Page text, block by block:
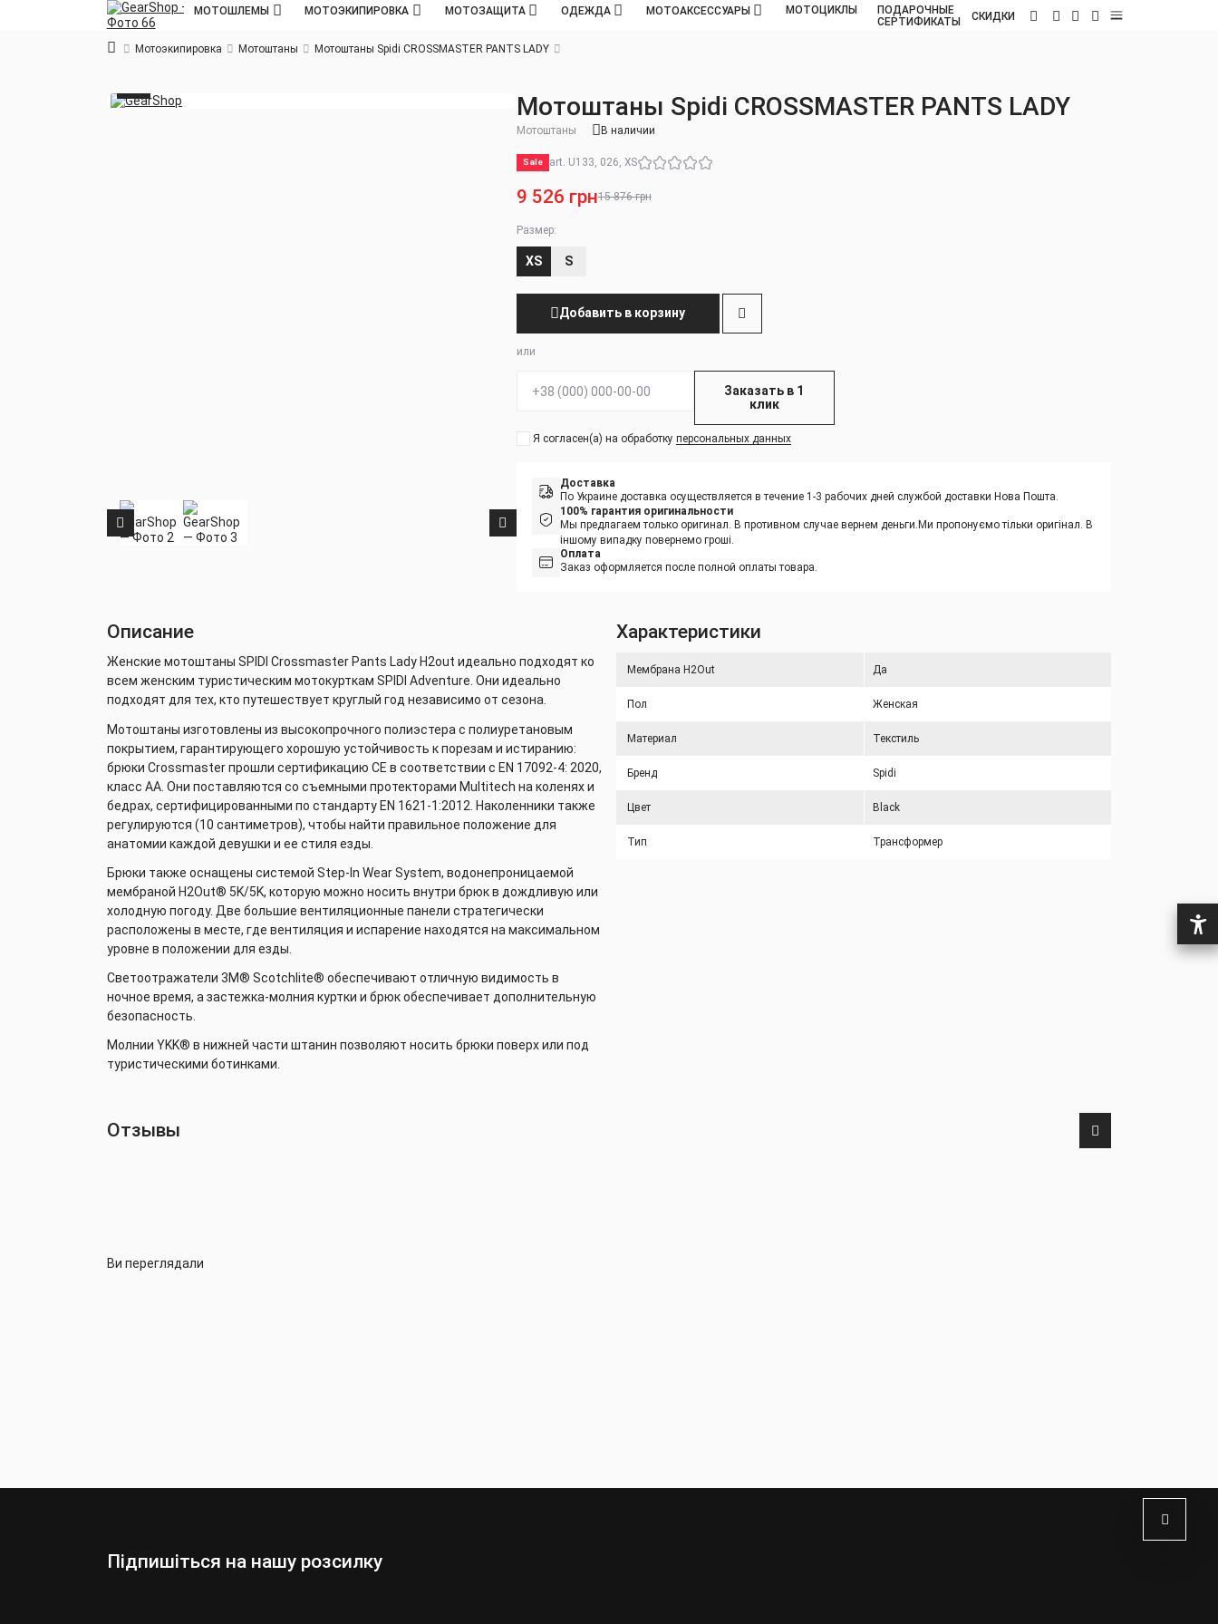
МОТОШЛЕМЫ МОТОЭКИПИРОВКА МОТОЗАЩИТА ОДЕЖДА МОТОАКСЕССУАРЫ МОТОЦИКЛЫ
ПОДАРОЧНЫЕ
СЕРТИФИКАТЫ
СКИДКИ
RU
Мотоэкипировка Мотоштаны Мотоштаны Spidi CROSSMASTER PANTS LADY
Мотоштаны Spidi CROSSMASTER PANTS LADY
Мотоштаны В наличии
Sale art. U133, 026, XS
15 876 грн
9 526 грн
Размер:
XS S
Добавить в корзину
или
Заказать в 1
клик
Я согласен(а) на обработкуперсональных данных
Доставка
По Украине доставка осуществляется в течение 1-3 рабочих дней службой доставки Нова Пошта.
100% гарантия оригинальности
Мы предлагаем только оригинал. В противном случае вернем деньги. Ми пропонуємо тільки оригінал. В
іншому випадку повернемо гроші.
Оплата
Заказ оформляется после полной оплаты товара.
Описание
Женские мотоштаны SPIDI Crossmaster Pants Lady H2out идеально подходят ко
всем женским туристическим мотокурткам SPIDI Adventure. Они идеально
подходят для тех, кто путешествует круглый год независимо от сезона.
Мотоштаны изготовлены из высокопрочного полиэстера с полиуретановым
покрытием, гарантирующего хорошую устойчивость к порезам и истиранию:
брюки Crossmaster прошли сертификацию CE в соответствии с EN 17092-4: 2020,
класс AA. Они поставляются со съемными протекторами Multitech на коленях и
бедрах, сертифицированными по стандарту EN 1621-1:2012. Наколенники также
регулируются (10 сантиметров), чтобы найти правильное положение для
анатомии каждой девушки и ее стиля езды.
Брюки также оснащены системой Step-In Wear System, водонепроницаемой
мембраной H2Out® 5K/5K, которую можно носить внутри брюк в дождливую или
холодную погоду. Две большие вентиляционные панели стратегически
расположены в месте, где вентиляция и испарение находятся на максимальном
уровне в положении для езды.
Светоотражатели 3M® Scotchlite® обеспечивают отличную видимость в
ночное время, а застежка-молния куртки и брюк обеспечивает дополнительную
безопасность.
Молнии YKK® в нижней части штанин позволяют носить брюки поверх или под
туристическими ботинками.
Характеристики
Мембрана H2Out Да
Пол Женская
Материал Текстиль
Бренд Spidi
Цвет Black
Тип Трансформер
Отзывы
Ви переглядали
Підпишіться на нашу розсилку